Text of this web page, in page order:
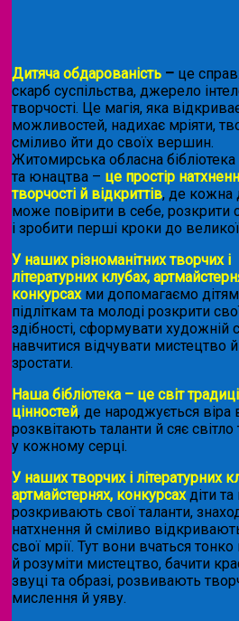
Дитяча обдарованість – це
скарб суспільства, джерело
творчості. Це магія, яка
можливостей, надихає мріяти,
сміливо йти до своїх вершин.
Житомирська обласна бібліотека
та юнацтва – це простір
творчості й відкриттів, де кожна
може повірити в себе, розкрити
і зробити перші кроки до великої
У наших різноманітних творчих і
літературних клубах,
конкурсахми допомагаємо
підліткам та молоді розкрити
здібності, сформувати художній
навчитися відчувати мистецтво
зростати.
Наша бібліотека – це світ
цінностей, де народжується віра
розквітають таланти й сяє світло
у кожному серці.
У наших творчих і літературних
артмайстернях, конкурсахдіти та
розкривають свої таланти,
натхнення й сміливо
свої мрії. Тут вони вчаться тонко
й розуміти мистецтво, бачити
звуці та образі, розвивають
мислення й уяву.